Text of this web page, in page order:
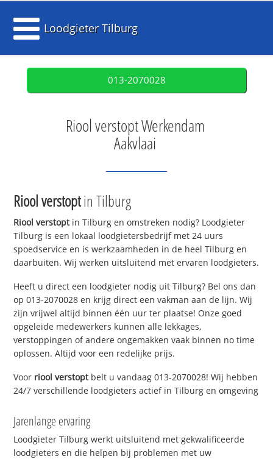
Loodgieter Tilburg
013-2070028
Riool verstopt Werkendam
Aakvlaai
Riool verstoptin Tilburg
Riool verstoptin Tilburg en omstreken nodig? Loodgieter
Tilburg is een lokaal loodgietersbedrijf met 24 uurs
spoedservice en is werkzaamheden in de heel Tilburg en
daarbuiten. Wij werken uitsluitend met ervaren loodgieters.
Heeft u direct een loodgieter nodig uit Tilburg? Bel ons dan
op 013-2070028 en krijg direct een vakman aan de lijn. Wij
zijn vrijwel altijd binnen één uur ter plaatse! Onze goed
opgeleide medewerkers kunnen alle lekkages,
verstoppingen of andere ongemakken vaak binnen no time
oplossen. Altijd voor een redelijke prijs.
Voor riool verstoptbelt u vandaag 013-2070028! Wij hebben
24/7 verschillende loodgieters actief in Tilburg en omgeving
Jarenlange ervaring
Loodgieter Tilburg werkt uitsluitend met gekwalificeerde
loodgieters en die helpen bij problemen met uw